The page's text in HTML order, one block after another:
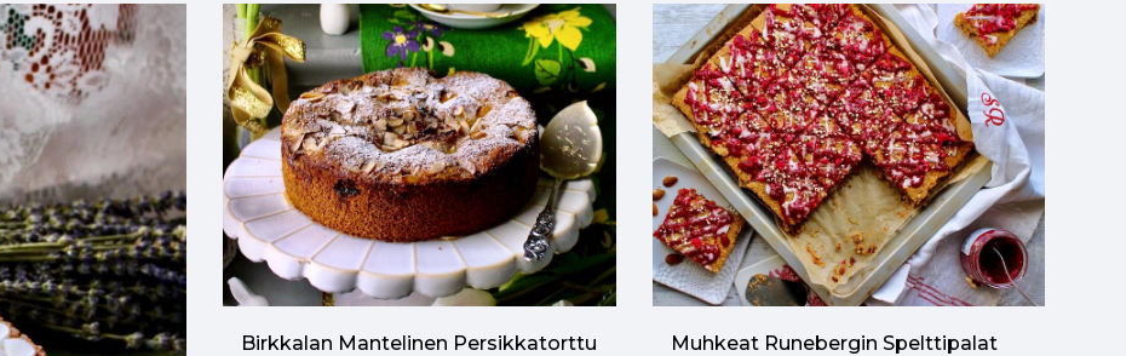
Birkkalan Mantelinen Persikkatorttu
Muhkeat Runebergin Spelttipalat